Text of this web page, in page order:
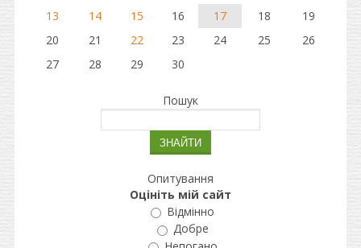
13
14 15 16 17 18
19
20
21 22 23 24 25
26
27
28 29 30
Пошук
Опитування
Оцініть мій сайт
Відмінно
Добре